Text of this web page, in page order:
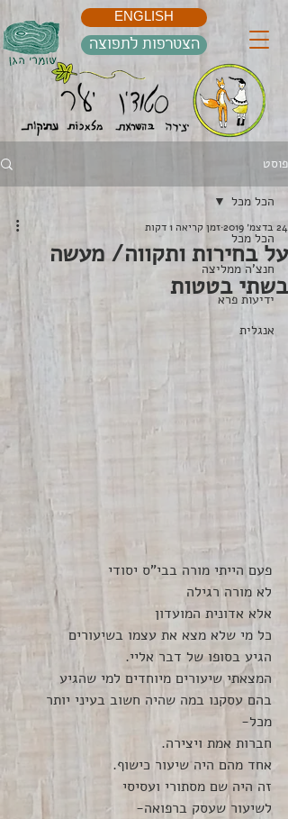
הצטרפות לתפוצה
ENGLISH
פוסט
הכל מכל
חנצ'ה ממליצה
ידיעות פרא
אנגלית
הכל מכל
על בחירות ותקווה/ מעשה
בשתי בטטות
24 בדצמ׳ 2019 זמן קריאה 1 דקות
פעם הייתי מורה בבי"ס יסודי
לא מורה רגילה
אלא אדונית המועדון
כל מי שלא מצא את עצמו בשיעורים
הגיע בסופו של דבר אליי.
המצאתי שיעורים מיוחדים למי שהגיע
בהם עסקנו במה שהיה חשוב בעיני יותר
מכל-
חברות אמת ויצירה.
אחד מהם היה שיעור כישוף.
זה היה שם מסתורי ועסיסי
לשיעור שעסק ברפואה-